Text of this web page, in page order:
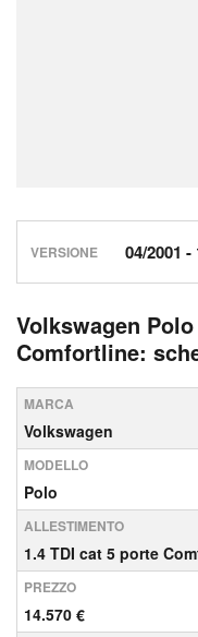
VERSIONE
Volkswagen
Comfortline:
MARCA
Volkswagen
MODELLO
Polo
ALLESTIMENTO
1.4 TDI cat 5 porte
PREZZO
14.570 €